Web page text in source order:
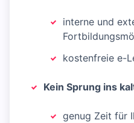
interne und
kostenfreie e-
Kein Sprung ins
genug Zeit für